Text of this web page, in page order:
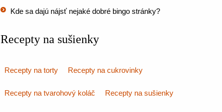
Kde sa dajú nájsť nejaké dobré bingo stránky?
Recepty na sušienky
Recepty na torty Recepty na cukrovinky
Recepty na tvarohový koláč Recepty na sušienky